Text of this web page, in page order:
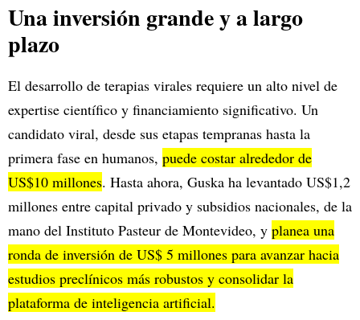
Una inversión grande y a largo
plazo
El desarrollo de terapias virales requiere un alto nivel de
expertise científico y financiamiento significativo. Un
candidato viral, desde sus etapas tempranas hasta la
primera fase en humanos, puede costar alrededor de
US$10 millones. Hasta ahora, Guska ha levantado US$1,2
millones entre capital privado y subsidios nacionales, de la
mano del Instituto Pasteur de Montevideo, y planea una
ronda de inversión de US$ 5 millones para avanzar hacia
estudios preclínicos más robustos y consolidar la
plataforma de inteligencia artificial.